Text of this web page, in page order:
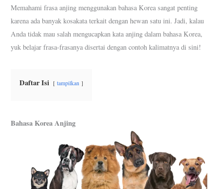
k
p
s
m
Memahami frasa anjing menggunakan bahasa Korea sangat penting
karena ada banyak kosakata terkait dengan hewan satu ini. Jadi, kalau
Anda tidak mau salah mengucapkan kata anjing dalam bahasa Korea,
yuk belajar frasa-frasanya disertai dengan contoh kalimatnya di sini!
Daftar Isi tampilkan
Bahasa Korea Anjing